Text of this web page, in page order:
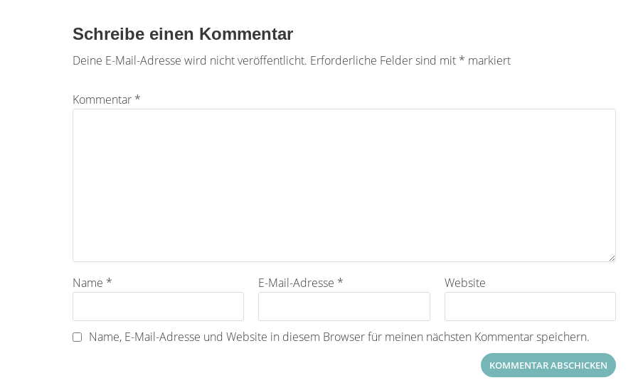
Schreibe einen Kommentar
Deine E-Mail-Adresse wird nicht veröffentlicht. Erforderliche Felder sind mit * markiert
Kommentar *
Name * E-Mail-Adresse * Website
Name, E-Mail-Adresse und Website in diesem Browser für meinen nächsten Kommentar speichern.